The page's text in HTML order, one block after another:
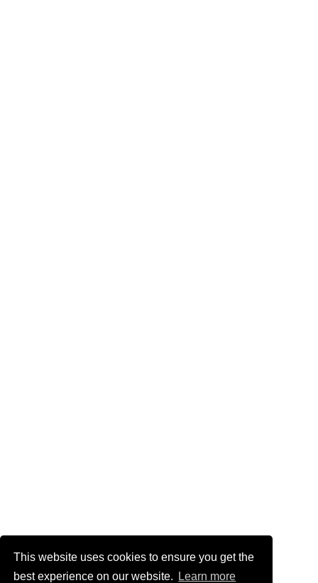
This website uses cookies to ensure you get the
best experience on our website.
Learn more